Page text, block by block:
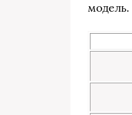
модель.